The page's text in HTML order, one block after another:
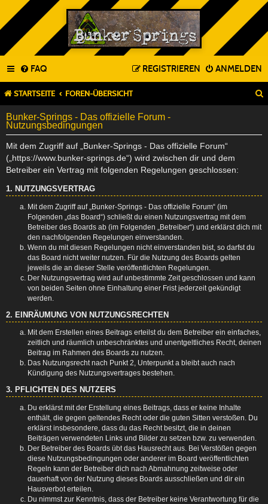
FAQ ANMELDEN
REGISTRIEREN
STARTSEITE FOREN-ÜBERSICHT
Bunker-Springs - Das offizielle Forum -
Nutzungsbedingungen
Mit dem Zugriff auf „Bunker-Springs - Das offizielle Forum“
(„https://www.bunker-springs.de“) wird zwischen dir und dem
Betreiber ein Vertrag mit folgenden Regelungen geschlossen:
1. NUTZUNGSVERTRAG
Mit dem Zugriff auf „Bunker-Springs - Das offizielle Forum“ (im
Folgenden „das Board“) schließt du einen Nutzungsvertrag mit dem
Betreiber des Boards ab (im Folgenden „Betreiber“) und erklärst dich mit
den nachfolgenden Regelungen einverstanden.
Wenn du mit diesen Regelungen nicht einverstanden bist, so darfst du
das Board nicht weiter nutzen. Für die Nutzung des Boards gelten
jeweils die an dieser Stelle veröffentlichten Regelungen.
Der Nutzungsvertrag wird auf unbestimmte Zeit geschlossen und kann
von beiden Seiten ohne Einhaltung einer Frist jederzeit gekündigt
werden.
2. EINRÄUMUNG VON NUTZUNGSRECHTEN
Mit dem Erstellen eines Beitrags erteilst du dem Betreiber ein einfaches,
zeitlich und räumlich unbeschränktes und unentgeltliches Recht, deinen
Beitrag im Rahmen des Boards zu nutzen.
Das Nutzungsrecht nach Punkt 2, Unterpunkt a bleibt auch nach
Kündigung des Nutzungsvertrages bestehen.
3. PFLICHTEN DES NUTZERS
Du erklärst mit der Erstellung eines Beitrags, dass er keine Inhalte
enthält, die gegen geltendes Recht oder die guten Sitten verstoßen. Du
erklärst insbesondere, dass du das Recht besitzt, die in deinen
Beiträgen verwendeten Links und Bilder zu setzen bzw. zu verwenden.
Der Betreiber des Boards übt das Hausrecht aus. Bei Verstößen gegen
diese Nutzungsbedingungen oder anderer im Board veröffentlichten
Regeln kann der Betreiber dich nach Abmahnung zeitweise oder
dauerhaft von der Nutzung dieses Boards ausschließen und dir ein
Hausverbot erteilen.
Du nimmst zur Kenntnis, dass der Betreiber keine Verantwortung für die